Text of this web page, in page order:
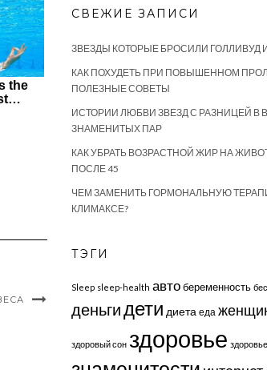
СВЕЖИЕ ЗАПИСИ
ЗВЕЗДЫ КОТОРЫЕ БРОСИЛИ ГОЛЛИВУД
КАК ПОХУДЕТЬ ПРИ ПОВЫШЕННОМ
ПОЛЕЗНЫЕ СОВЕТЫ
ИСТОРИИ ЛЮБВИ ЗВЕЗД С РАЗНИЦЕЙ В
ЗНАМЕНИТЫХ ПАР
КАК УБРАТЬ ВОЗРАСТНОЙ ЖИР НА
ПОСЛЕ 45
ЧЕМ ЗАМЕНИТЬ ГОРМОНАЛЬНУЮ
КЛИМАКСЕ?
ТЭГИ
Sleep sleep-health автобеременность
деньгидети диета еда
здоровый сон здоровье